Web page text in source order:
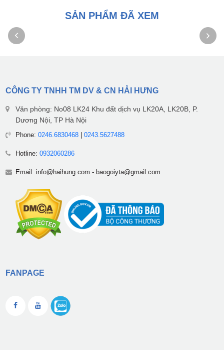
SẢN PHẨM ĐÃ XEM
CÔNG TY TNHH TM DV & CN HẢI HƯNG
Văn phòng: No08 LK24 Khu đất dịch vụ LK20A, LK20B, P.
Dương Nội, TP Hà Nội
Phone: 0246.6830468| 0243.5627488
Hotline: 0932060286
Email: info@haihung.com - baogoiyta@gmail.com
FANPAGE